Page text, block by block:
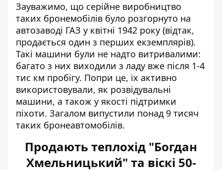
Зауважимо, що серійне виробництво
таких бронемобілів було розгорнуто на
автозаводі ГАЗ у квітні 1942 року (відтак,
продається один з перших екземплярів).
Такі машини були не надто витривалими:
багато з них виходили з ладу вже після 1-4
тис км пробігу. Попри це, їх активно
використовували, як розвідувальні
машини, а також у якості підтримки
піхоти. Загалом випустили понад 9 тисяч
таких бронеавтомобілів.
Продають теплохід "Богдан
Хмельницький" та віскі 50-